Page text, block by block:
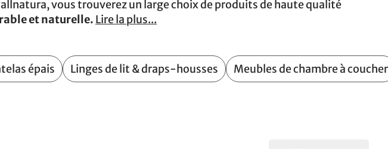
vous trouverez un large choix de produits de haute qualité
et naturelle. Lire la plus...
épais Linges de lit & draps-housses Meubles de chambre à coucher